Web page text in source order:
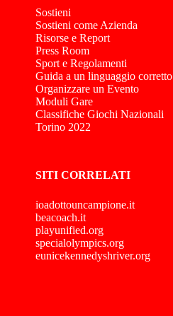
Sostieni
Sostieni come Azienda
Risorse e Report
Press Room
Sport e Regolamenti
Guida a un linguaggio corretto
Organizzare un Evento
Moduli Gare
Classifiche Giochi Nazionali
Torino 2022
SITI CORRELATI
ioadottouncampione.it
beacoach.it
playunified.org
specialolympics.org
eunicekennedyshriver.org